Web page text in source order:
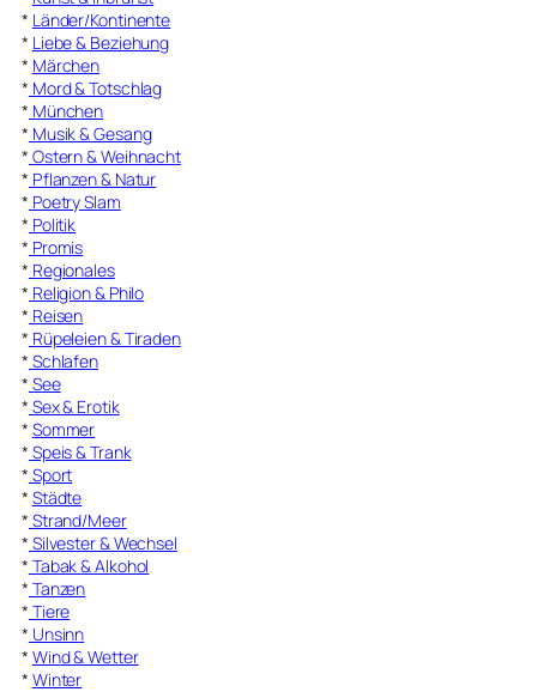
* Länder/Kontinente
* Liebe & Beziehung
* Märchen
* Mord & Totschlag
* München
* Musik & Gesang
* Ostern & Weihnacht
* Pflanzen & Natur
* Poetry Slam
* Politik
* Promis
* Regionales
* Religion & Philo
* Reisen
* Rüpeleien & Tiraden
* Schlafen
* See
* Sex & Erotik
* Sommer
* Speis & Trank
* Sport
* Städte
* Strand/Meer
* Silvester & Wechsel
* Tabak & Alkohol
* Tanzen
* Tiere
* Unsinn
* Wind & Wetter
* Winter